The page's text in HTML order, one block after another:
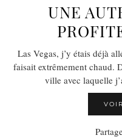
UNE
Las Vegas, j’y étais déjà
faisait extrêmement chaud.
ville avec laquelle